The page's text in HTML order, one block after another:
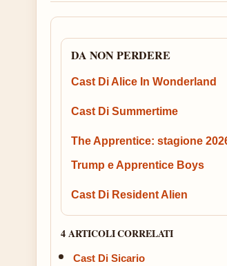
DA NON PERDERE
Cast Di Alice In Wonderland
Cast Di Summertime
The Apprentice: stagione
Trump e Apprentice Boys
Cast Di Resident Alien
4 ARTICOLI CORRELATI
Cast Di Sicario